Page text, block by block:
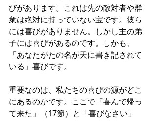
びがあります。これは先の敵対者や群
衆は絶対に持っていない宝です。彼ら
には喜びがありません。しかし主の弟
子には喜びがあるのです。しかも、
「あなたがたの名が天に書き記されて
いる」喜びです。
重要なのは、私たちの喜びの源がどこ
にあるのかです。ここで「喜んで帰っ
て来た」（17節）と「喜びなさい」